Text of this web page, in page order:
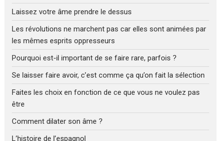
Laissez votre âme prendre le dessus
Les révolutions ne marchent pas car elles sont animées par
les mêmes esprits oppresseurs
Pourquoi est-il important de se faire rare, parfois ?
Se laisser faire avoir, c’est comme ça qu’on fait la sélection
Faites les choix en fonction de ce que vous ne voulez pas
être
Comment dilater son âme ?
L’histoire de l’espagnol